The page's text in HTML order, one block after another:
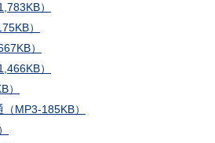
）
）
）
）
）
MP3-185KB）